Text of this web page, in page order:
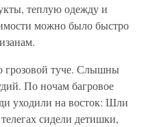
теплую одежду и
можно было быстро
грозовой туче. Слышны
По ночам багровое
уходили на восток: Шли
сидели детишки,